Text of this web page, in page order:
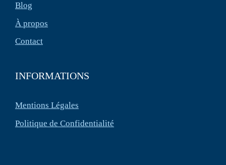
Blog
À propos
Contact
INFORMATIONS
Mentions Légales
Politique de Confidentialité